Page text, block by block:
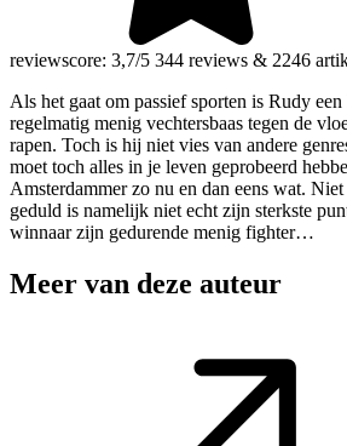
reviewscore: 3,7/5 344 reviews & 2246
Als het gaat om passief sporten is Rudy
regelmatig menig vechtersbaas tegen de
rapen. Toch is hij niet vies van andere
moet toch alles in je leven geprobeerd
Amsterdammer zo nu en dan eens wat.
geduld is namelijk niet echt zijn sterkste
winnaar zijn gedurende menig fighter…
Meer van deze auteur